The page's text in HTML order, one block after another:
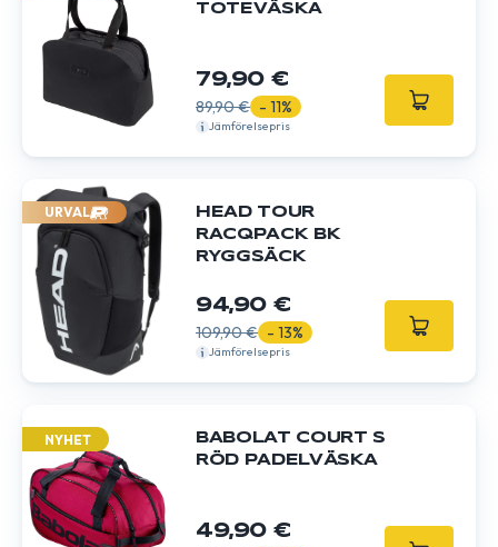
TOTEVÄSKA
79,90 €
89,90 € - 11%
Jämförelsepris
URVAL
HEAD TOUR
RACQPACK BK
RYGGSÄCK
94,90 €
109,90 € - 13%
Jämförelsepris
NYHET
BABOLAT COURT S
RÖD PADELVÄSKA
49,90 €